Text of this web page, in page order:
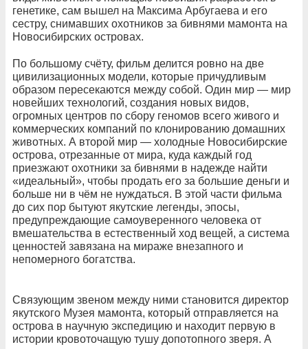
генетике, сам вышел на Максима Арбугаева и его
сестру, снимавших охотников за бивнями мамонта на
Новосибирских островах.
По большому счёту, фильм делится ровно на две
цивилизационных модели, которые причудливым
образом пересекаются между собой. Один мир — мир
новейших технологий, создания новых видов,
огромных центров по сбору геномов всего живого и
коммерческих компаний по клонированию домашних
животных. А второй мир — холодные Новосибирские
острова, отрезанные от мира, куда каждый год
приезжают охотники за бивнями в надежде найти
«идеальный», чтобы продать его за большие деньги и
больше ни в чём не нуждаться. В этой части фильма
до сих пор бытуют якутские легенды, эпосы,
предупреждающие самоуверенного человека от
вмешательства в естественный ход вещей, а система
ценностей завязана на мираже внезапного и
непомерного богатства.
Связующим звеном между ними становится директор
якутского Музея мамонта, который отправляется на
острова в научную экспедицию и находит первую в
истории кровоточащую тушу допотопного зверя. А